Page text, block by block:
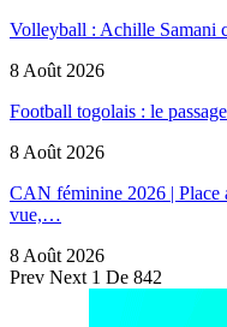
Volleyball : Achille Samani
8 Août 2026
Football togolais : le
8 Août 2026
CAN féminine 2026 | Place
vue,…
8 Août 2026
Prev Next 1 De 842